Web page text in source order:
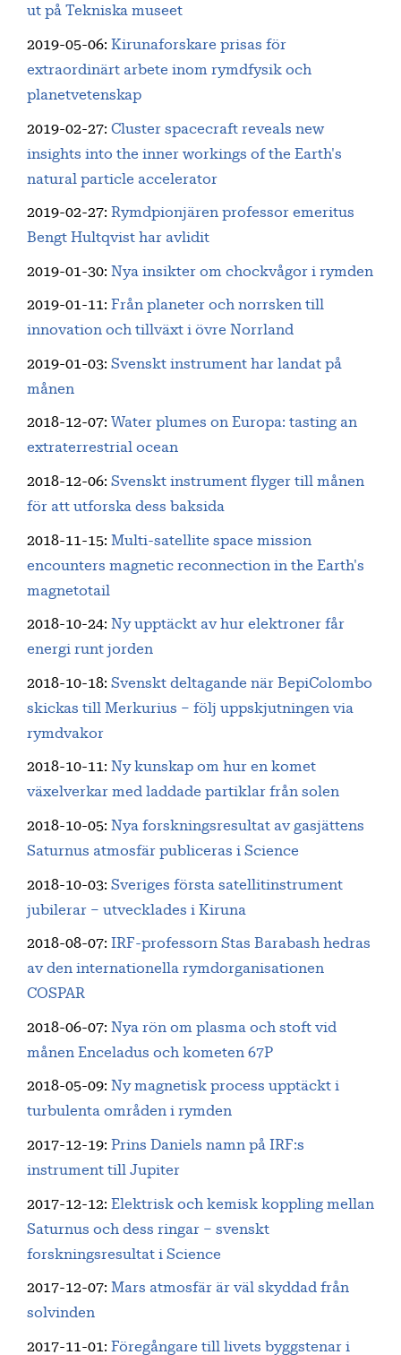
ut på Tekniska museet
2019-05-06: Kirunaforskare prisas för
extraordinärt arbete inom rymdfysik och
planetvetenskap
2019-02-27: Cluster spacecraft reveals new
insights into the inner workings of the Earth's
natural particle accelerator
2019-02-27: Rymdpionjären professor emeritus
Bengt Hultqvist har avlidit
2019-01-30: Nya insikter om chockvågor i rymden
2019-01-11: Från planeter och norrsken till
innovation och tillväxt i övre Norrland
2019-01-03: Svenskt instrument har landat på
månen
2018-12-07: Water plumes on Europa: tasting an
extraterrestrial ocean
2018-12-06: Svenskt instrument flyger till månen
för att utforska dess baksida
2018-11-15: Multi-satellite space mission
encounters magnetic reconnection in the Earth's
magnetotail
2018-10-24: Ny upptäckt av hur elektroner får
energi runt jorden
2018-10-18: Svenskt deltagande när BepiColombo
skickas till Merkurius – följ uppskjutningen via
rymdvakor
2018-10-11: Ny kunskap om hur en komet
växelverkar med laddade partiklar från solen
2018-10-05: Nya forskningsresultat av gasjättens
Saturnus atmosfär publiceras i Science
2018-10-03: Sveriges första satellitinstrument
jubilerar – utvecklades i Kiruna
2018-08-07: IRF-professorn Stas Barabash hedras
av den internationella rymdorganisationen
COSPAR
2018-06-07: Nya rön om plasma och stoft vid
månen Enceladus och kometen 67P
2018-05-09: Ny magnetisk process upptäckt i
turbulenta områden i rymden
2017-12-19: Prins Daniels namn på IRF:s
instrument till Jupiter
2017-12-12: Elektrisk och kemisk koppling mellan
Saturnus och dess ringar – svenskt
forskningsresultat i Science
2017-12-07: Mars atmosfär är väl skyddad från
solvinden
2017-11-01 : Föregångare till livets byggstenar i